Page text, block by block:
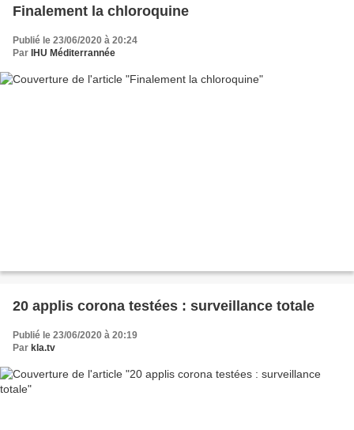
Finalement la chloroquine
Publié le 23/06/2020 à 20:24
Par IHU Méditerrannée
20 applis corona testées : surveillance totale
Publié le 23/06/2020 à 20:19
Par kla.tv